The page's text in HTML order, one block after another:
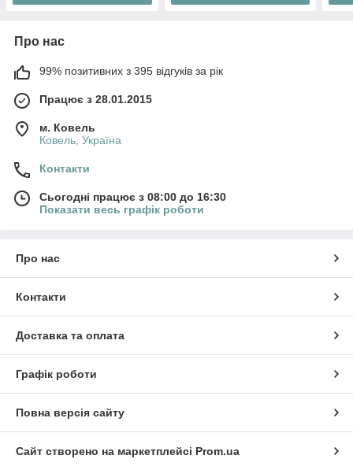
Про нас
99% позитивних з 395 відгуків за рік
Працює з 28.01.2015
м. Ковель
Ковель, Україна
Контакти
Сьогодні працює з 08:00 до 16:30
Показати весь графік роботи
Про нас
Контакти
Доставка та оплата
Графік роботи
Повна версія сайту
Сайт створено на маркетплейсі Prom.ua